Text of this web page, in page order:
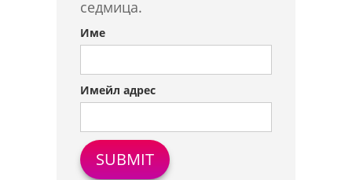
седмица.
Име
Имейл адрес